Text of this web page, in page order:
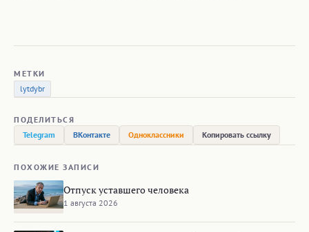
МЕТКИ
lytdybr
ПОДЕЛИТЬСЯ
Telegram
ВКонтакте Одноклассники Копировать ссылку
ПОХОЖИЕ ЗАПИСИ
Отпуск уставшего человека
1 августа 2026